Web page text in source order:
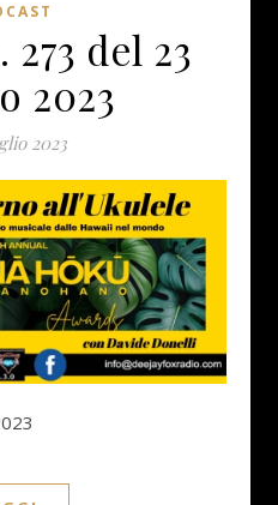
del 23
2023
2023